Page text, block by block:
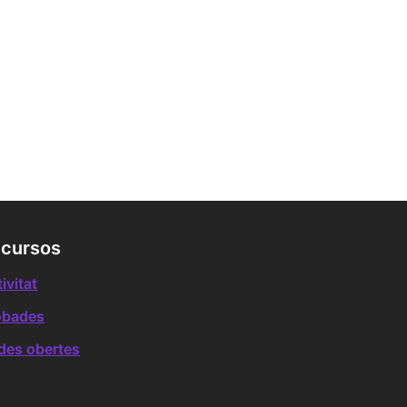
obertes